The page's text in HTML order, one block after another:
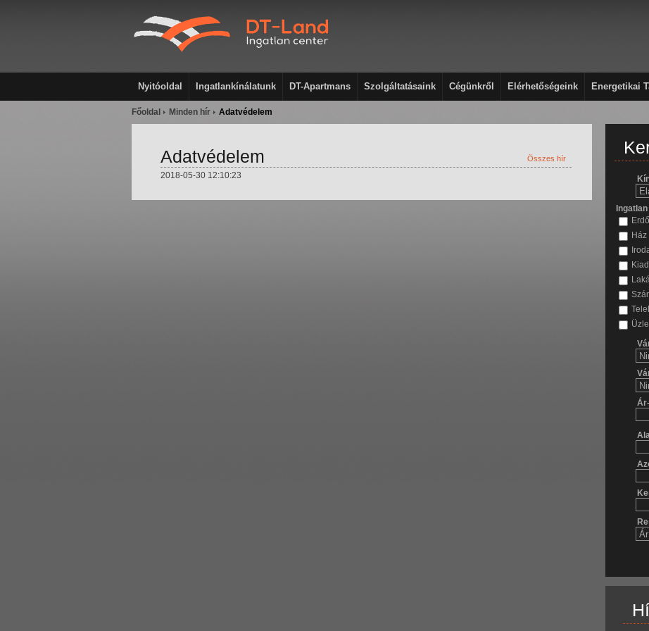
Nyitóoldal Ingatlankínálatunk DT-Apartmans Szolgáltatásaink Cégünkről Elérhetőségeink Energetikai
Főoldal Minden hír Adatvédelem
Adatvédelem Összes hír
2018-05-30 12:10:23
Erdő
Ház